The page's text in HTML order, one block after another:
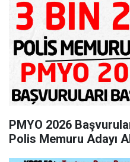
PMYO 2026
Polis Memuru Adayı